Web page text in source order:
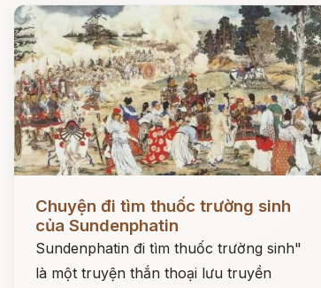
Chuyện đi tìm thuốc trường sinh
của Sundenphatin
Sundenphatin đi tìm thuốc trường sinh"
là một truyện thắn thoại lưu truyền